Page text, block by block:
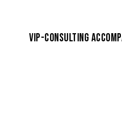
VIP-Consulting